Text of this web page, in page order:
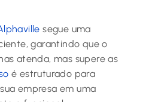
segue uma
garantindo que o
atenda, mas supere as
é estruturado para
empresa em uma